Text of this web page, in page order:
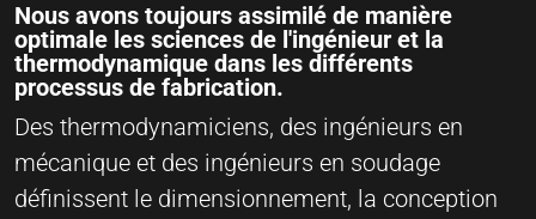
Nous avons toujours assimilé de manière
optimale les sciences de l'ingénieur et la
thermodynamique dans les différents
processus de fabrication.
Des thermodynamiciens, des ingénieurs en
mécanique et des ingénieurs en soudage
définissent le dimensionnement, la conception